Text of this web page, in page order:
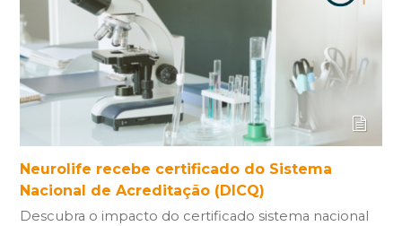
Neurolife recebe certificado do Sistema
Nacional de Acreditação (DICQ)
Descubra o impacto do certificado sistema nacional